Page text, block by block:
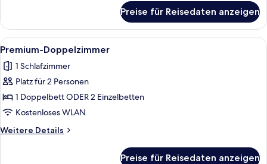
Doppelzimmer
zur
Einzelnutzung
Preise für Reisedaten anzeigen
Alle
Fotos
für
Premium-
Doppelzimmer
anzeigen
Ein modernes Hotelzimmer mit
1
Premium-Doppelzimmer
1 Schlafzimmer
Platz für 2 Personen
1 Doppelbett ODER 2 Einzelbetten
Kostenloses WLAN
Weitere Details
Weitere
Preise für Reisedaten anzeigen